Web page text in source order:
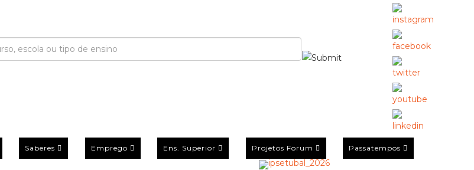
Saberes Emprego Ens. Superior Projetos Forum Passatempos